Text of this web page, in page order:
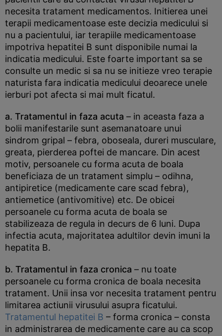
necesita tratament medicamentos. Initierea unei
terapii medicamentoase este decizia medicului si
nu a pacientului, iar terapiile medicamentoase
impotriva hepatitei B sunt disponibile numai la
indicatia medicului. Este foarte important sa se
consulte un medic si sa nu se initieze vreo terapie
naturista fara indicatia medicului deoarece unele
ierburi pot afecta si mai mult ficatul.
a. Tratamentul in faza acuta – in aceasta faza a
bolii manifestarile sunt asemanatoare unui
sindrom gripal – febra, oboseala, dureri musculare,
greata, pierderea poftei de mancare. Din acest
motiv, persoanele cu forma acuta de boala
beneficiaza de un tratament simplu – odihna,
antipiretice (medicamente care scad febra),
antiemetice (antivomitive) etc. De obicei
persoanele cu forma acuta de boala se
stabilizeaza de regula in decurs de 6 luni. Dupa
infectia acuta, majoritatea adultilor devin imuni la
hepatita B.
b. Tratamentul in faza cronica – nu toate
persoanele cu forma cronica de boala necesita
tratament. Unii insa vor necesita tratament pentru
limitarea actiunii virusului asupra ficatului.
Tratamentul hepatitei B – forma cronica – consta
in administrarea de medicamente care au ca scop